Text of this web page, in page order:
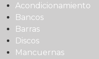
Acondicionamiento
Bancos
Barras
Discos
Mancuernas